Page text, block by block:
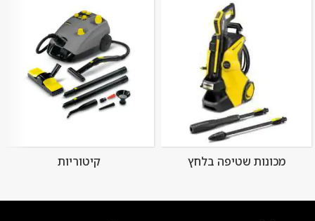
מכונות שטיפה בלחץ קיטוריות